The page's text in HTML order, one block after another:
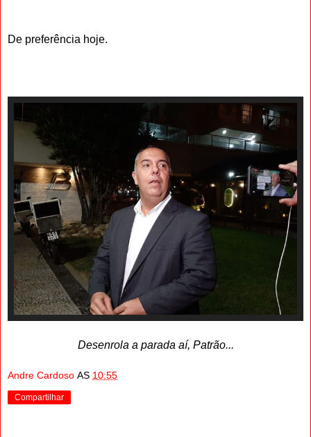
De preferência hoje.
Desenrola a parada aí, Patrão...
Andre Cardoso AS 10:55
Compartilhar